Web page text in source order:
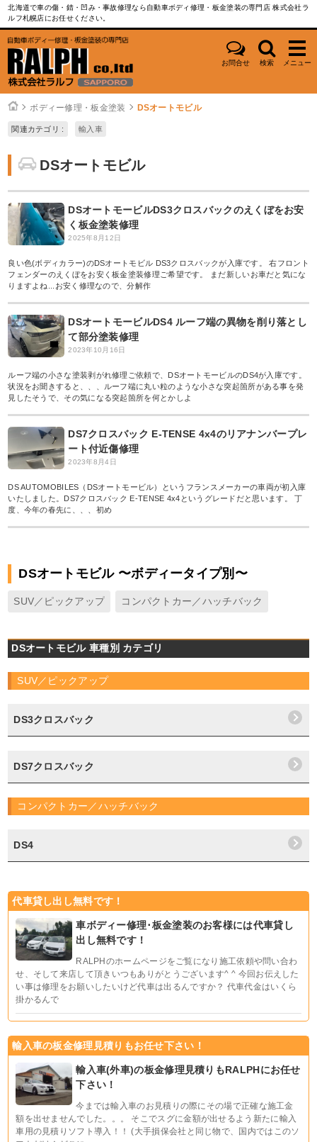
北海道で車の傷・錆・凹み・事故修理なら自動車ボディ修理・板金塗装の専門店 株式会社ラ
ルフ札幌店にお任せください。
お問合せ 検索 メニュー
ボディー修理・板金塗装 DSオートモビル
関連カテゴリ : 輸入車
DSオートモビル
DSオートモービルDS3クロスバックのえくぼをお安
く板金塗装修理
2025年8月12日
良い色(ボディカラー)のDSオートモビル DS3クロスバックが入庫です。 右フロント
フェンダーのえくぼをお安く板金塗装修理ご希望です。 まだ新しいお車だと気にな
りますよね...お安く修理なので、分解作
DSオートモービルDS4 ルーフ端の異物を削り落とし
て部分塗装修理
2023年10月16日
ルーフ端の小さな塗装剥がれ修理ご依頼で、DSオートモービルのDS4が入庫です。
状況をお聞きすると、、、ルーフ端に丸い粒のような小さな突起箇所がある事を発
見したそうで、その気になる突起箇所を何とかしよ
DS7クロスバック E-TENSE 4x4のリアナンバープレ
ート付近傷修理
2023年8月4日
DS AUTOMOBILES（DSオートモービル）というフランスメーカーの車両が初入庫
いたしました。DS7クロスバック E-TENSE 4x4というグレードだと思います。 丁
度、今年の春先に、、、初め
DSオートモビル 〜ボディータイプ別〜
SUV／ピックアップ コンパクトカー／ハッチバック
DSオートモビル 車種別 カテゴリ
SUV／ピックアップ
DS3クロスバック
DS7クロスバック
コンパクトカー／ハッチバック
DS4
代車貸し出し無料です！
車ボディー修理･板金塗装のお客様には代車貸し
出し無料です！
RALPHのホームページをご覧になり施工依頼や問い合わ
せ、そして来店して頂きいつもありがとうございます^ ^ 今回お伝えした
い事は修理をお願いしたいけど代車は出るんですか？ 代車代金はいくら
掛かるんで
輸入車の板金修理見積りもお任せ下さい！
輸入車(外車)の板金修理見積りもRALPHにお任せ
下さい！
今までは輸入車のお見積りの際にその場で正確な施工金
額を出せませんでした。。。 そこでスグに金額が出せるよう新たに輸入
車用の見積りソフト導入！！ (大手損保会社と同じ物で、国内ではこのソ